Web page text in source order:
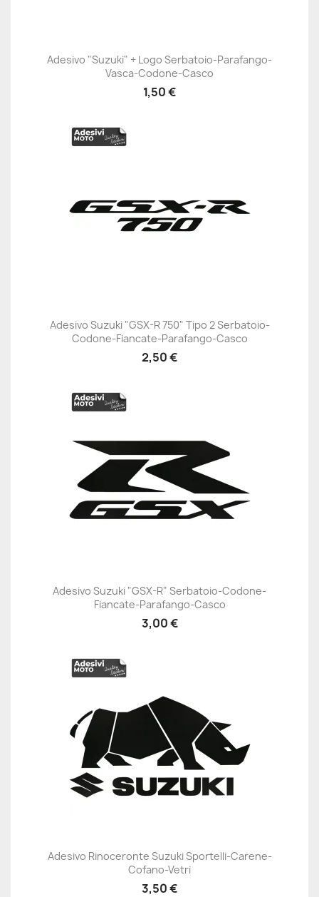
Adesivo "Suzuki" + Logo Serbatoio-Parafango-
Vasca-Codone-Casco
1,50 €
Adesivo Suzuki "GSX-R 750" Tipo 2 Serbatoio-
Codone-Fiancate-Parafango-Casco
2,50 €
Adesivo Suzuki "GSX-R" Serbatoio-Codone-
Fiancate-Parafango-Casco
3,00 €
Adesivo Rinoceronte Suzuki Sportelli-Carene-
Cofano-Vetri
3,50 €